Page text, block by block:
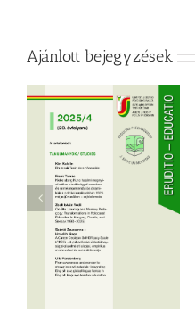
Ajánlott bejegyzések
Eruditio – Educatio, Vol.